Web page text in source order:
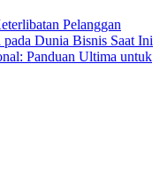
Pelanggan
Dunia Bisnis Saat Ini
Panduan Ultima untuk